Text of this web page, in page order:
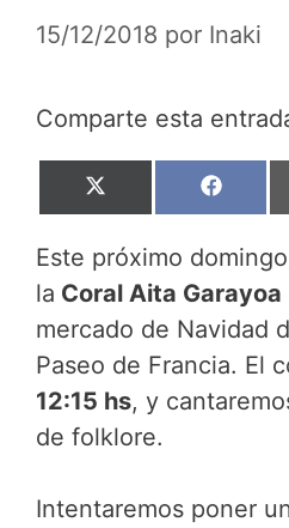
15/12/2018 por Inaki
Comparte esta
Compartir
en
(
w
i
t
t
e
r
)
en
a
e
b
o
o
Este próximo
la Coral Aita Garayoa
mercado de Navidad
Paseo de Francia. El
12:15 hs, y
de folklore.
Intentaremos poner